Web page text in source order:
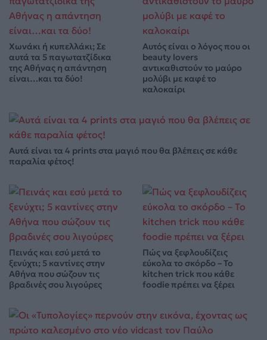
Χωνάκι ή κυπελλάκι; Σε
αυτά τα 5 παγωτατζίδικα
της Αθήνας η απάντηση
είναι…και τα δύο!
Αυτός είναι ο λόγος που οι
beauty lovers
αντικαθιστούν το μαύρο
μολύβι με καφέ το
καλοκαίρι
Αυτά είναι τα 4 prints στα μαγιό που θα βλέπεις σε κάθε
παραλία φέτος!
Πεινάς και εσύ μετά το
ξενύχτι; 5 καντίνες στην
Αθήνα που σώζουν τις
βραδινές σου λιγούρες
Πώς να ξεφλουδίζεις
εύκολα το σκόρδο – Το
kitchen trick που κάθε
foodie πρέπει να ξέρει